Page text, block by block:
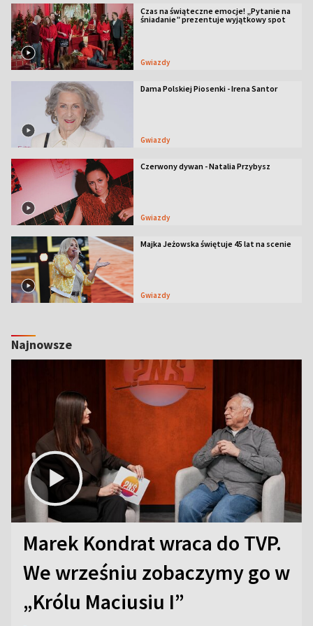
Czas na świąteczne emocje! „Pytanie na
śniadanie” prezentuje wyjątkowy spot
Gwiazdy
Dama Polskiej Piosenki - Irena Santor
Gwiazdy
Czerwony dywan - Natalia Przybysz
Gwiazdy
Majka Jeżowska świętuje 45 lat na scenie
Gwiazdy
Najnowsze
Marek Kondrat wraca do TVP.
We wrześniu zobaczymy go w
„Królu Maciusiu I”